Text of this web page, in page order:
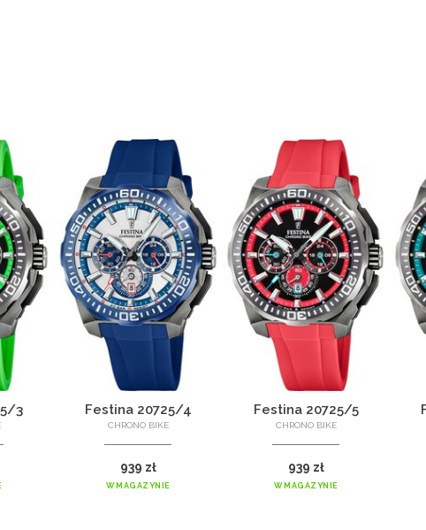
3 Festina 20725/4
CHRONO BIKE
939 zł
W MAGAZYNIE
Festina 20725/5
CHRONO BIKE
939 zł
W MAGAZYNIE